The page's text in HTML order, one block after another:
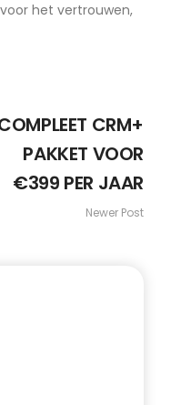
het vertrouwen,
CRM+
PAKKET VOOR
€399 PER JAAR
Newer Post